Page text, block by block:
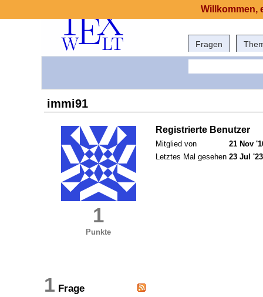
Fragen
immi91
1
Punkte
Registrierte Benutzer
Mitglied von
21 Nov
Letztes Mal gesehen 23 Jul
1 Frage
Willkommen,